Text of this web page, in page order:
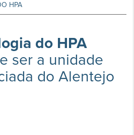
HPA
do HPA
ser a unidade
do Alentejo